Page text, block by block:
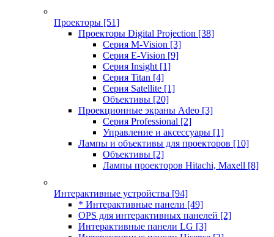
Проекторы [51]
Проекторы Digital Projection [38]
Серия M-Vision [3]
Серия E-Vision [9]
Серия Insight [1]
Серия Titan [4]
Серия Satellite [1]
Объективы [20]
Проекционные экраны Adeo [3]
Серия Professional [2]
Управление и аксессуары [1]
Лампы и объективы для проекторов [10]
Объективы [2]
Лампы проекторов Hitachi, Maxell [8]
Интерактивные устройства [94]
* Интерактивные панели [49]
OPS для интерактивных панелей [2]
Интерактивные панели LG [3]